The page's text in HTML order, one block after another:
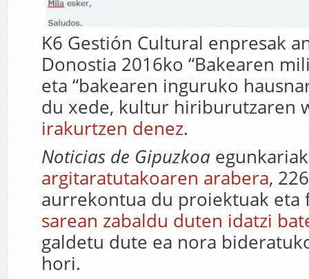
K6 Gestión Cultural enpresak
Donostia 2016ko “Bakearen
eta “bakearen inguruko
du xede, kultur hiriburutzaren
irakurtzen denez.
Noticias de Gipuzkoa egunkariak
argitaratutakoaren arabera,
aurrekontua du proiektuak eta
sarean zabaldu duten idatzi
galdetu dute ea nora
hori.